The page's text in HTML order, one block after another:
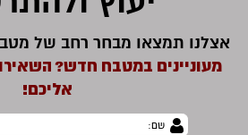
אצלנו תמצאו מבחר רחב של
מעוניינים במטבח חדש?
אליכם!